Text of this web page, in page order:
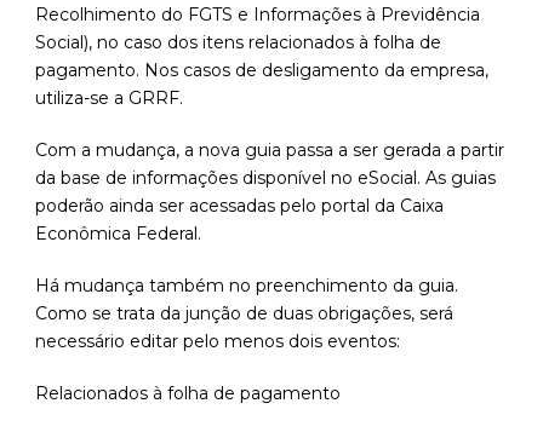
Recolhimento do FGTS e Informações à Previdência
Social), no caso dos itens relacionados à folha de
pagamento. Nos casos de desligamento da empresa,
utiliza-se a GRRF.
Com a mudança, a nova guia passa a ser gerada a partir
da base de informações disponível no eSocial. As guias
poderão ainda ser acessadas pelo portal da Caixa
Econômica Federal.
Há mudança também no preenchimento da guia.
Como se trata da junção de duas obrigações, será
necessário editar pelo menos dois eventos:
Relacionados à folha de pagamento